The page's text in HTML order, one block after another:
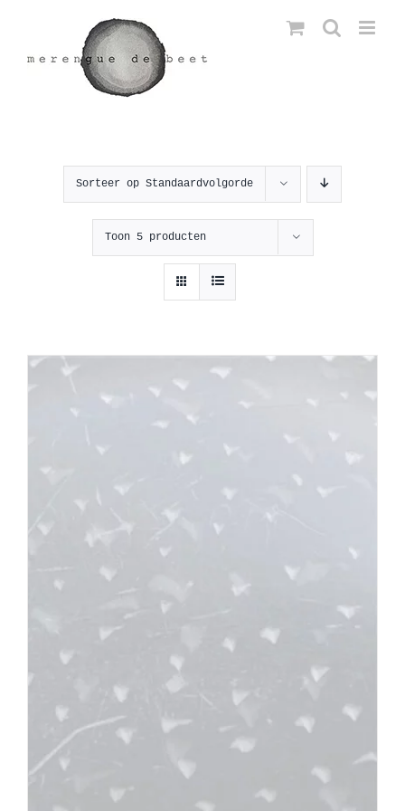
inhoud
Sorteer op Standaardvolgorde
Toon 5 producten